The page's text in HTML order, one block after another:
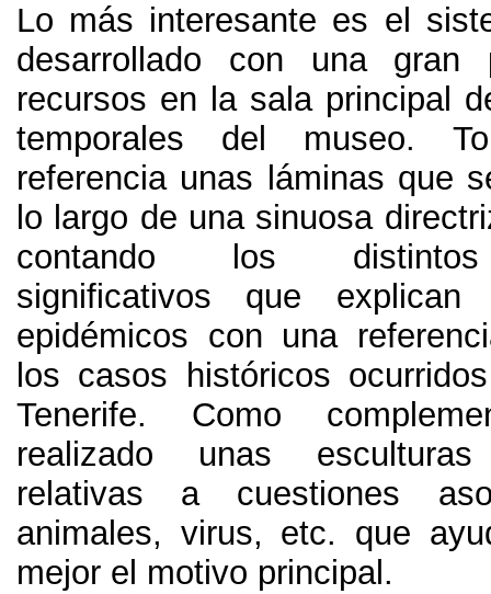
Lo más interesante es el
desarrollado con una gran
recursos en la sala principal
temporales del museo.
referencia unas láminas que
lo largo de una sinuosa
contando los distintos
significativos que explican
epidémicos con una
los casos históricos
Tenerife. Como
realizado unas esculturas
relativas a cuestiones
animales, virus, etc. que
mejor el motivo principal .